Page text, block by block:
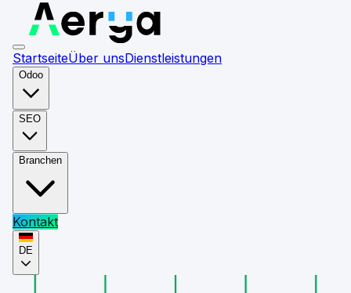
StartseiteÜber unsDienstleistungen
Odoo
SEO
Branchen
Kontakt
DE